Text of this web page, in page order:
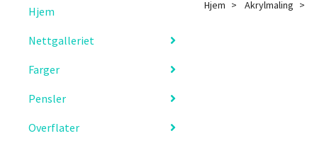
Hjem
Nettgalleriet
Farger
Pensler
Overflater
Hjem Akrylmaling